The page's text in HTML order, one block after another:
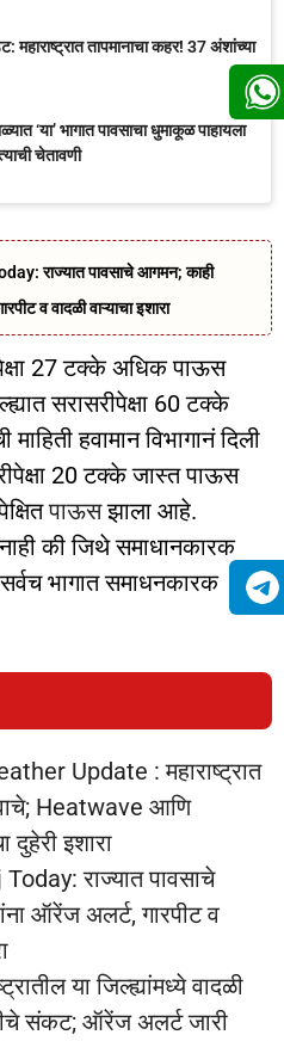
तापमानाचा कहर! 37 अंशांच्या
‘या’ भागात पावसाचा धुमाकूळ पाहायला
चेतावणी
राज्यात पावसाचे आगमन; काही
व वादळी वाऱ्याचा इशारा
27 टक्के अधिक पाऊस
सरासरीपेक्षा 60 टक्के
हवामान विभागानं दिली
20 टक्के जास्त पाऊस
पाऊसझाला आहे.
की जिथे समाधानकारक
भागात समाधनकारक
Update : महाराष्ट्रात
Heatwave आणि
इशारा
राज्यात पावसाचे
ऑरेंज अलर्ट, गारपीट व
या जिल्ह्यांमध्ये वादळी
संकट; ऑरेंज अलर्ट जारी